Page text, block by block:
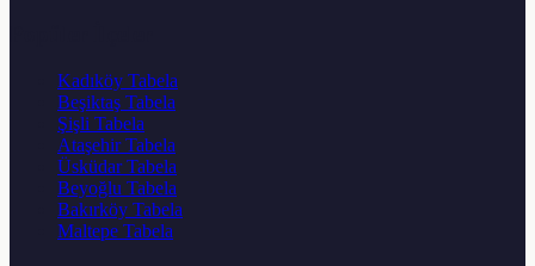
Kadıköy Tabela
Beşiktaş Tabela
Şişli Tabela
Ataşehir Tabela
Üsküdar Tabela
Beyoğlu Tabela
Bakırköy Tabela
Maltepe Tabela